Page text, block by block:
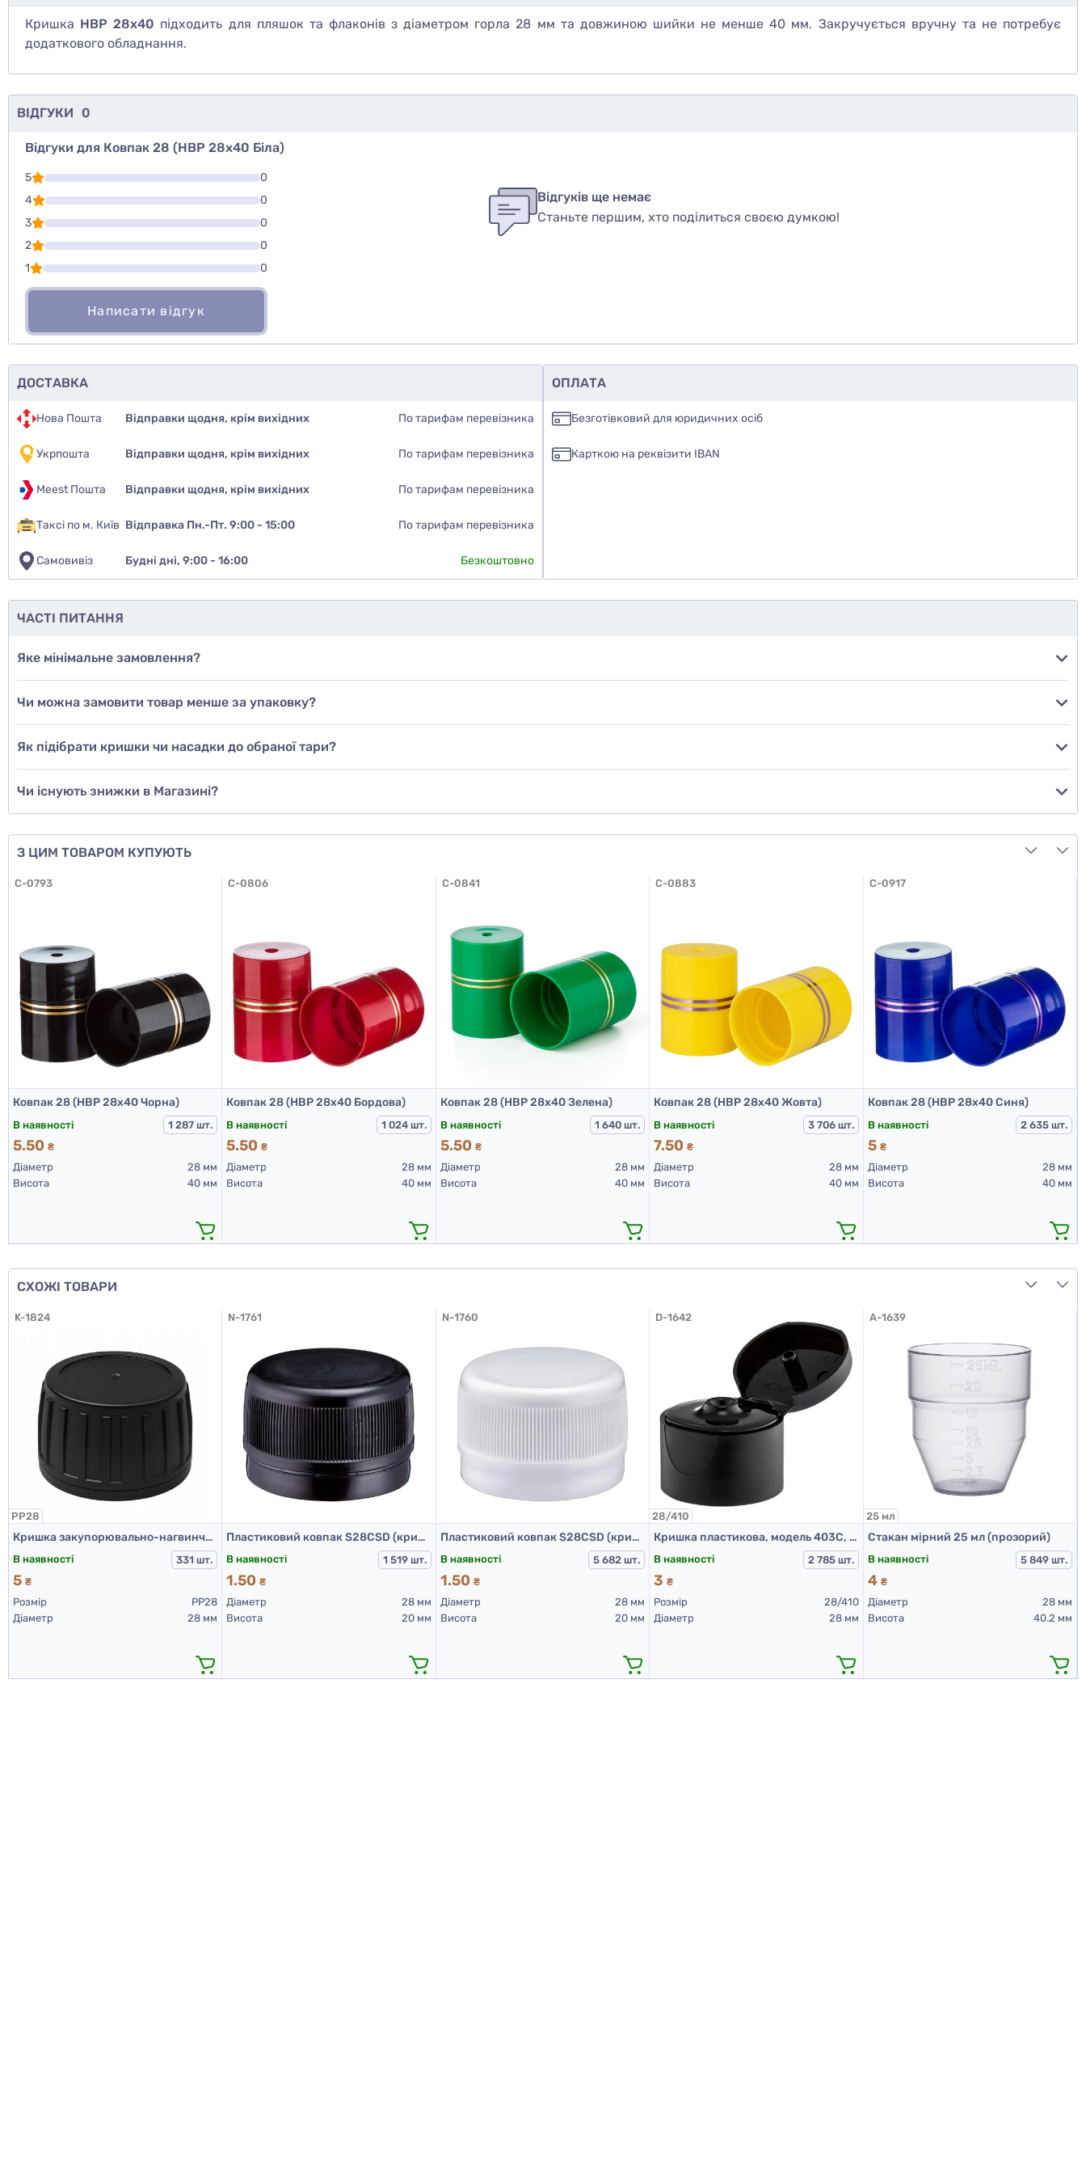
Кришка НВР 28х40 підходить для пляшок та флаконів з діаметром горла 28 мм та довжиною шийки не менше 40 мм. Закручується вручну та не потребує
додаткового обладнання.
ВІДГУКИ 0
Відгуки для Ковпак 28 (НВР 28х40 Біла)
5
0
4
0
3
0
2
0
1
0
Написати відгук
Чи рекомендуєте ви цей товар
так
Відгуків ще немає
Станьте першим, хто поділиться своєю думкою!
ДОСТАВКА
Нова Пошта Відправки щодня, крім вихідних По тарифам перевізника
Укрпошта Відправки щодня, крім вихідних По тарифам перевізника
Meest Пошта Відправки щодня, крім вихідних По тарифам перевізника
Таксі по м. Київ Відправка Пн.-Пт. 9:00 - 15:00 По тарифам перевізника
Самовивіз Будні дні, 9:00 - 16:00 Безкоштовно
ОПЛАТА
Безготівковий для юридичних осіб
Карткою на реквізити IBAN
ЧАСТІ ПИТАННЯ
Яке мінімальне замовлення?
Чи можна замовити товар менше за упаковку?
Як підібрати кришки чи насадки до обраної тари?
Чи існують знижки в Магазині?
З ЦИМ ТОВАРОМ КУПУЮТЬ
C-0793
Ковпак 28 (НВР 28х40 Чорна)
В наявності 1 287 шт.
5.50 ₴
Діаметр
28 мм
Висота
40 мм
C-0806
Ковпак 28 (НВР 28х40 Бордова)
В наявності 1 024 шт.
5.50₴
Діаметр
28 мм
Висота
40 мм
C-0841
Ковпак 28 (НВР 28х40 Зелена)
В наявності 1 640 шт.
5.50 ₴
Діаметр
28 мм
Висота
40 мм
C-0883
Ковпак 28 (НВР 28х40 Жовта)
В наявності 3 706 шт.
7.50₴
Діаметр
28 мм
Висота
40 мм
C-0917
Ковпак 28 (НВР 28х40 Синя)
В наявності 2 635 шт.
5 ₴
Діаметр
28 мм
Висота
40 мм
СХОЖІ ТОВАРИ
K-1824
PP28
Кришка закупорювально-нагвинчувальна з контролем першого відкриття тип 1.4Д (Б) (конус) 01 чорна
В наявності 331 шт.
5 ₴
Розмір
PP28
Діаметр
28 мм
N-1761
Пластиковий ковпак S28CSD (кришка для ПЕТ пляшок 28 мм чорна)
В наявності 1 519 шт.
1.50₴
Діаметр
28 мм
Висота
20 мм
N-1760
Пластиковий ковпак S28CSD (кришка для ПЕТ пляшок 28 мм біла)
В наявності 5 682 шт.
1.50 ₴
Діаметр
28 мм
Висота
20 мм
D-1642
28/410
Кришка пластикова, модель 403С, 28/410, гладка, Чорна
В наявності 2 785 шт.
3₴
Розмір
28/410
Діаметр
28 мм
A-1639
25 мл
Стакан мірний 25 мл (прозорий)
В наявності 5 849 шт.
4 ₴
Діаметр
28 мм
Висота
40.2 мм